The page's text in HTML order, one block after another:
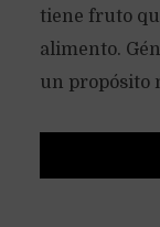
tiene fruto
alimento.
un propósito